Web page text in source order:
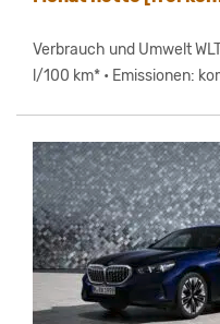
Verbrauch und Umwelt
l/100 km* • Emissionen: